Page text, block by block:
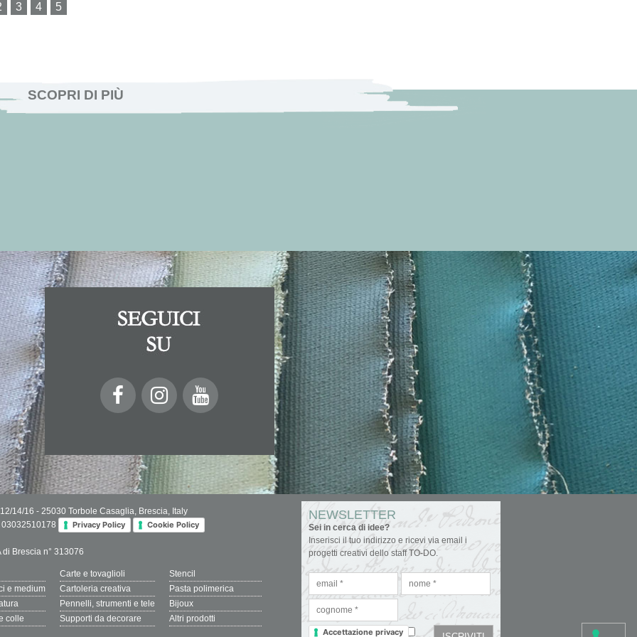
SCOPRI DI PIÙ
14/16 - 25030 Torbole Casaglia, Brescia, Italy
03032510178
Privacy Policy Cookie Policy
Brescia n° 313076
NEWSLETTER
Sei in cerca di idee?
Inserisci il tuo indirizzo e ricevi via email i
progetti creativi dello staff TO-DO.
Accettazione privacy
e medium
colle
Carte e tovaglioli
Cartoleria creativa
Pennelli, strumenti e tele
Supporti da decorare
Stencil
Pasta polimerica
Bijoux
Altri prodotti